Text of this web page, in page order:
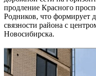
продление Красного
Родников, что формирует
связности района с
Новосибирска.